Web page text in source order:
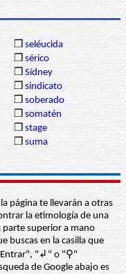
❒ seléucida
❒ sérico
❒ Sídney
❒ sindicato
❒ soberado
❒ somatén
❒ stage
❒ suma
página te llevarán a otras
la etimología de una
parte superior a mano
buscas en la casilla que
"Entrar", "↲" o "⚲"
de Google abajo es